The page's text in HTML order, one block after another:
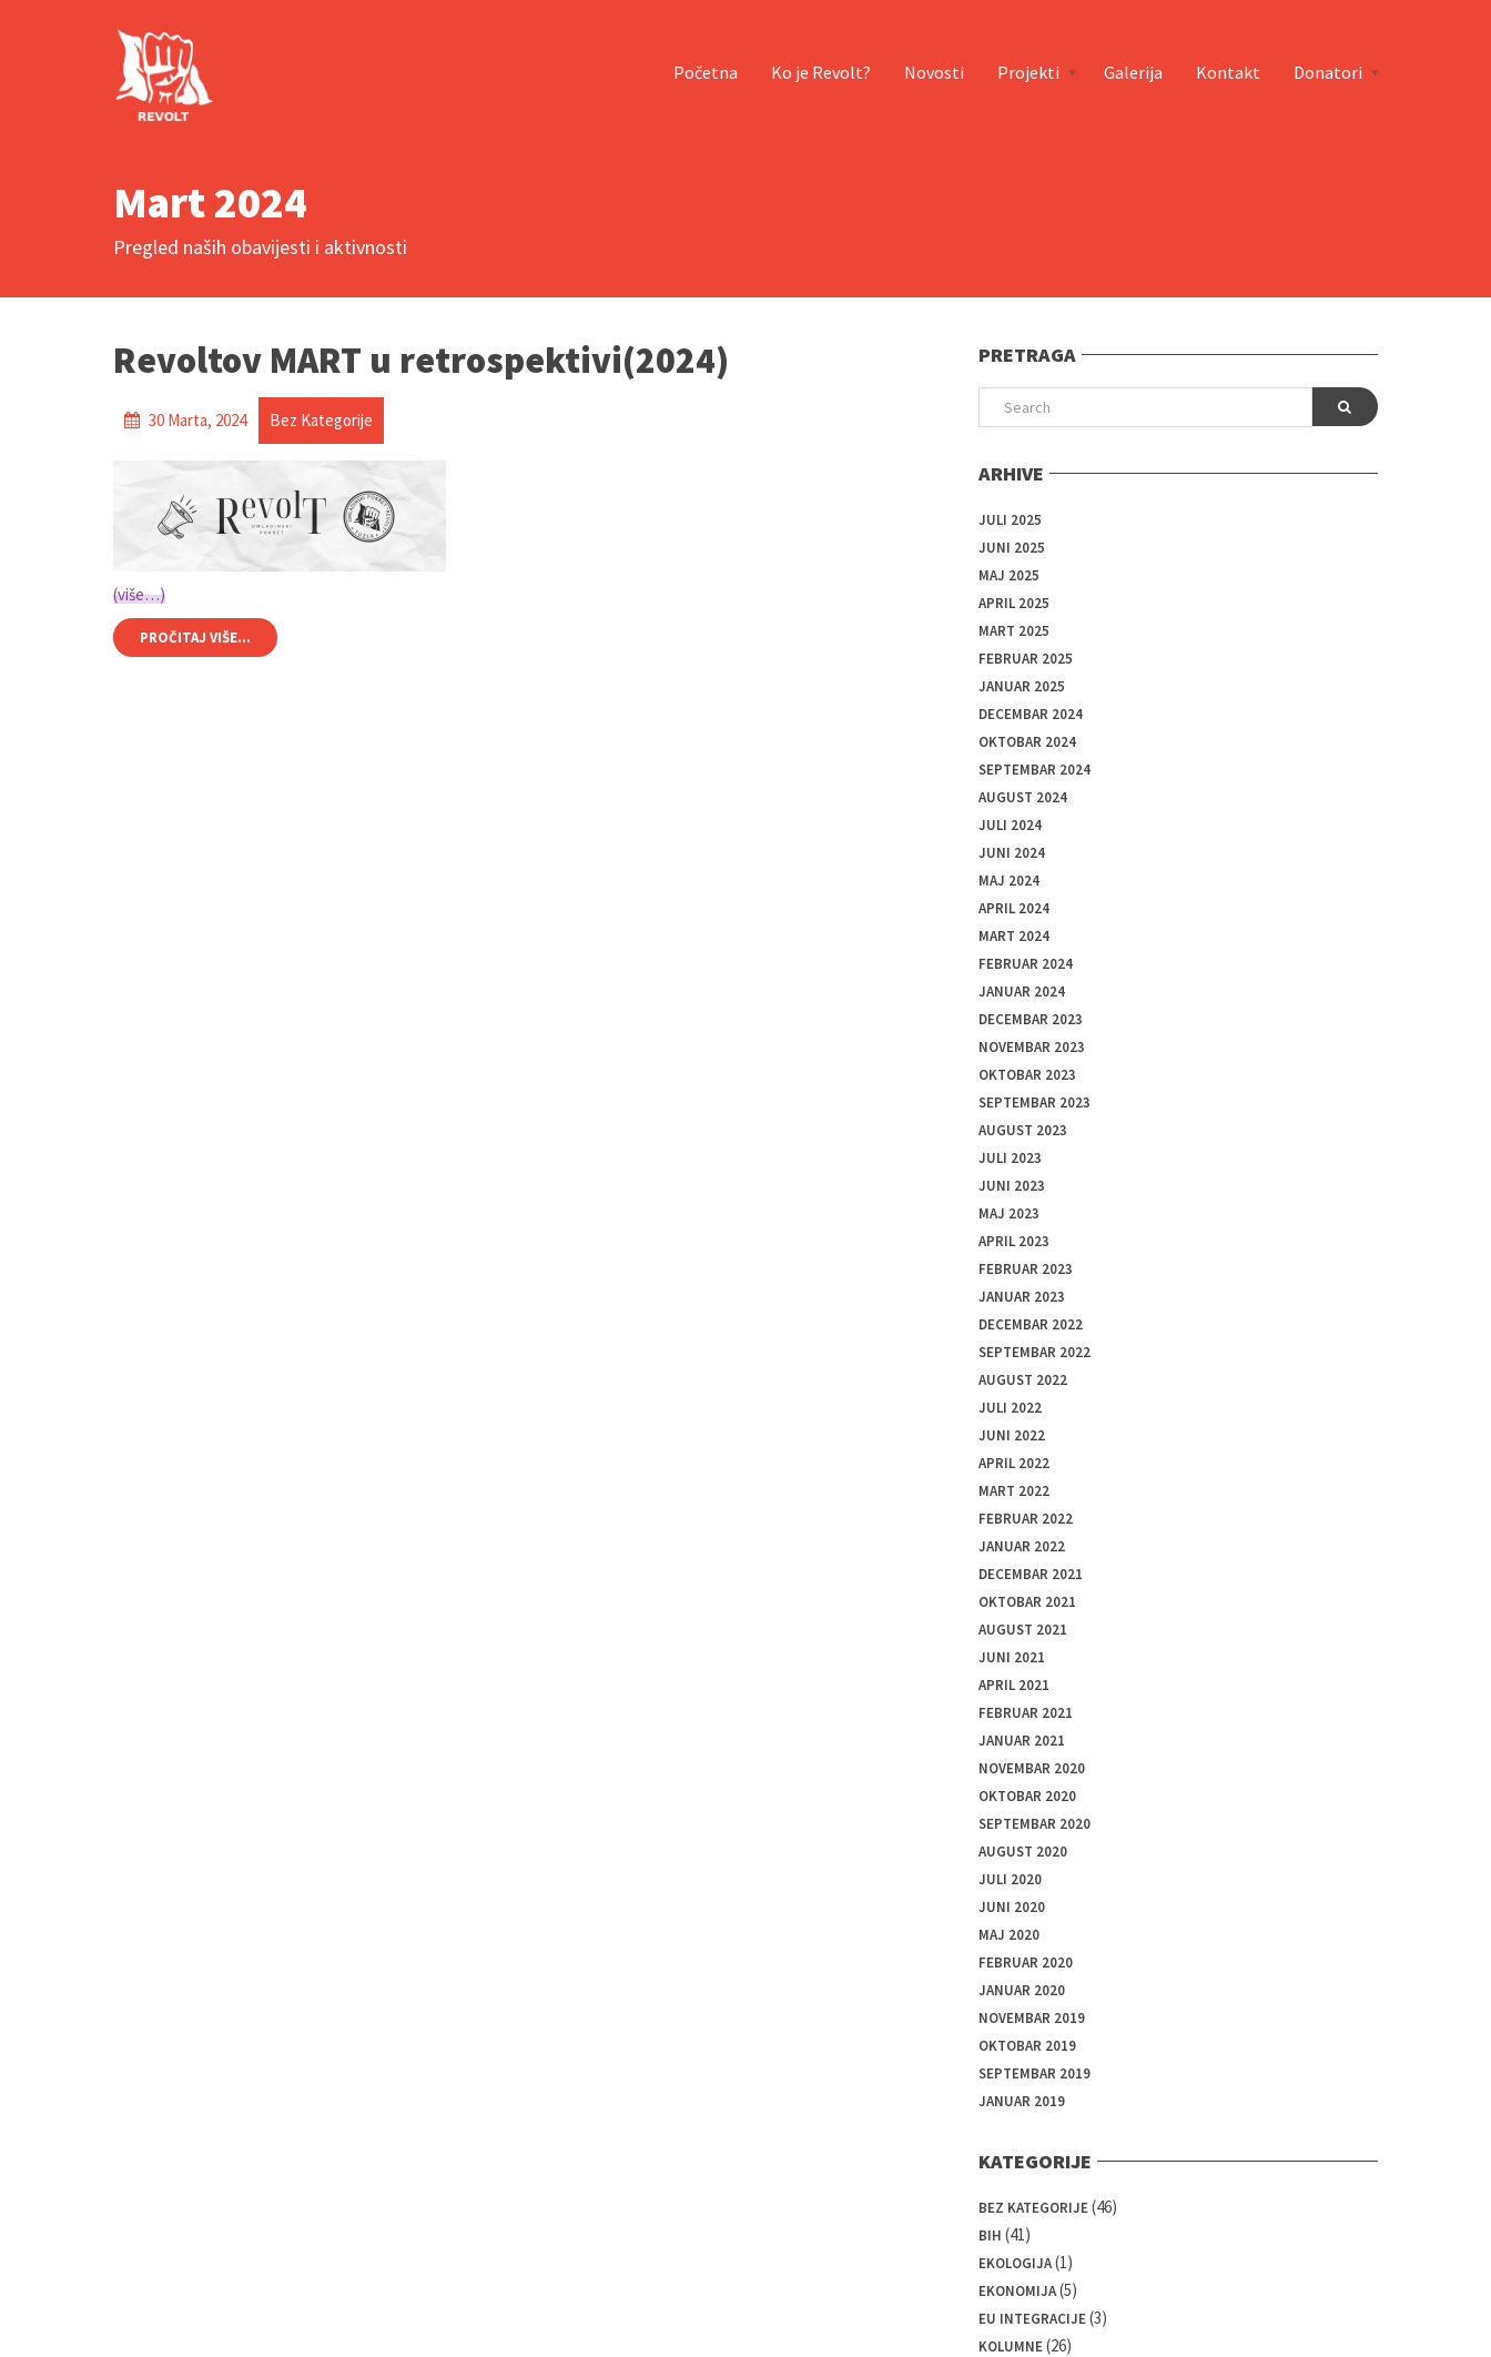
Početna Ko je Revolt? Novosti Projekti Galerija Kontakt Donatori
Mart 2024
Pregled naših obavijesti i aktivnosti
Revoltov MART u retrospektivi(2024)
30 Marta, 2024 Bez Kategorije
(više…)
PROČITAJ VIŠE...
PRETRAGA
ARHIVE
JULI 2025
JUNI 2025
MAJ 2025
APRIL 2025
MART 2025
FEBRUAR 2025
JANUAR 2025
DECEMBAR 2024
OKTOBAR 2024
SEPTEMBAR 2024
AUGUST 2024
JULI 2024
JUNI 2024
MAJ 2024
APRIL 2024
MART 2024
FEBRUAR 2024
JANUAR 2024
DECEMBAR 2023
NOVEMBAR 2023
OKTOBAR 2023
SEPTEMBAR 2023
AUGUST 2023
JULI 2023
JUNI 2023
MAJ 2023
APRIL 2023
FEBRUAR 2023
JANUAR 2023
DECEMBAR 2022
SEPTEMBAR 2022
AUGUST 2022
JULI 2022
JUNI 2022
APRIL 2022
MART 2022
FEBRUAR 2022
JANUAR 2022
DECEMBAR 2021
OKTOBAR 2021
AUGUST 2021
JUNI 2021
APRIL 2021
FEBRUAR 2021
JANUAR 2021
NOVEMBAR 2020
OKTOBAR 2020
SEPTEMBAR 2020
AUGUST 2020
JULI 2020
JUNI 2020
MAJ 2020
FEBRUAR 2020
JANUAR 2020
NOVEMBAR 2019
OKTOBAR 2019
SEPTEMBAR 2019
JANUAR 2019
KATEGORIJE
BEZ KATEGORIJE(46)
BIH (41)
EKOLOGIJA(1)
EKONOMIJA(5)
EU INTEGRACIJE(3)
KOLUMNE(26)